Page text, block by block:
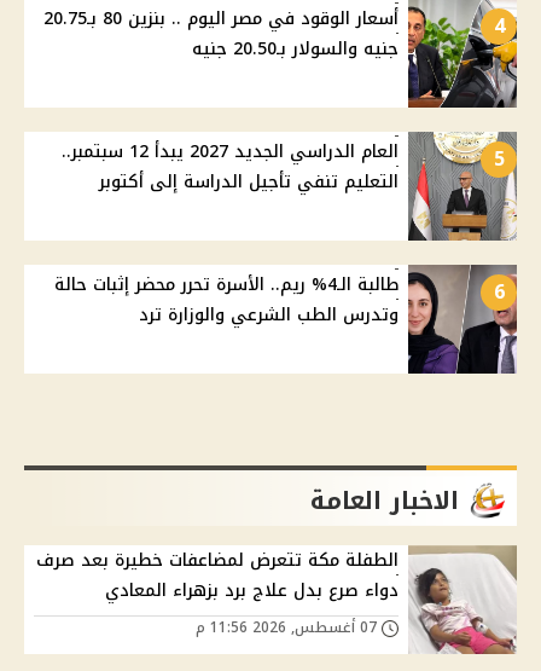
4
أسعار الوقود في مصر اليوم .. بنزين 80 بـ20.75
جنيه والسولار بـ20.50 جنيه
5
العام الدراسي الجديد 2027 يبدأ 12 سبتمبر..
التعليم تنفي تأجيل الدراسة إلى أكتوبر
6
طالبة الـ4% ريم.. الأسرة تحرر محضر إثبات حالة
وتدرس الطب الشرعي والوزارة ترد
الاخبار العامة
الطفلة مكة تتعرض لمضاعفات خطيرة بعد صرف
دواء صرع بدل علاج برد بزهراء المعادي